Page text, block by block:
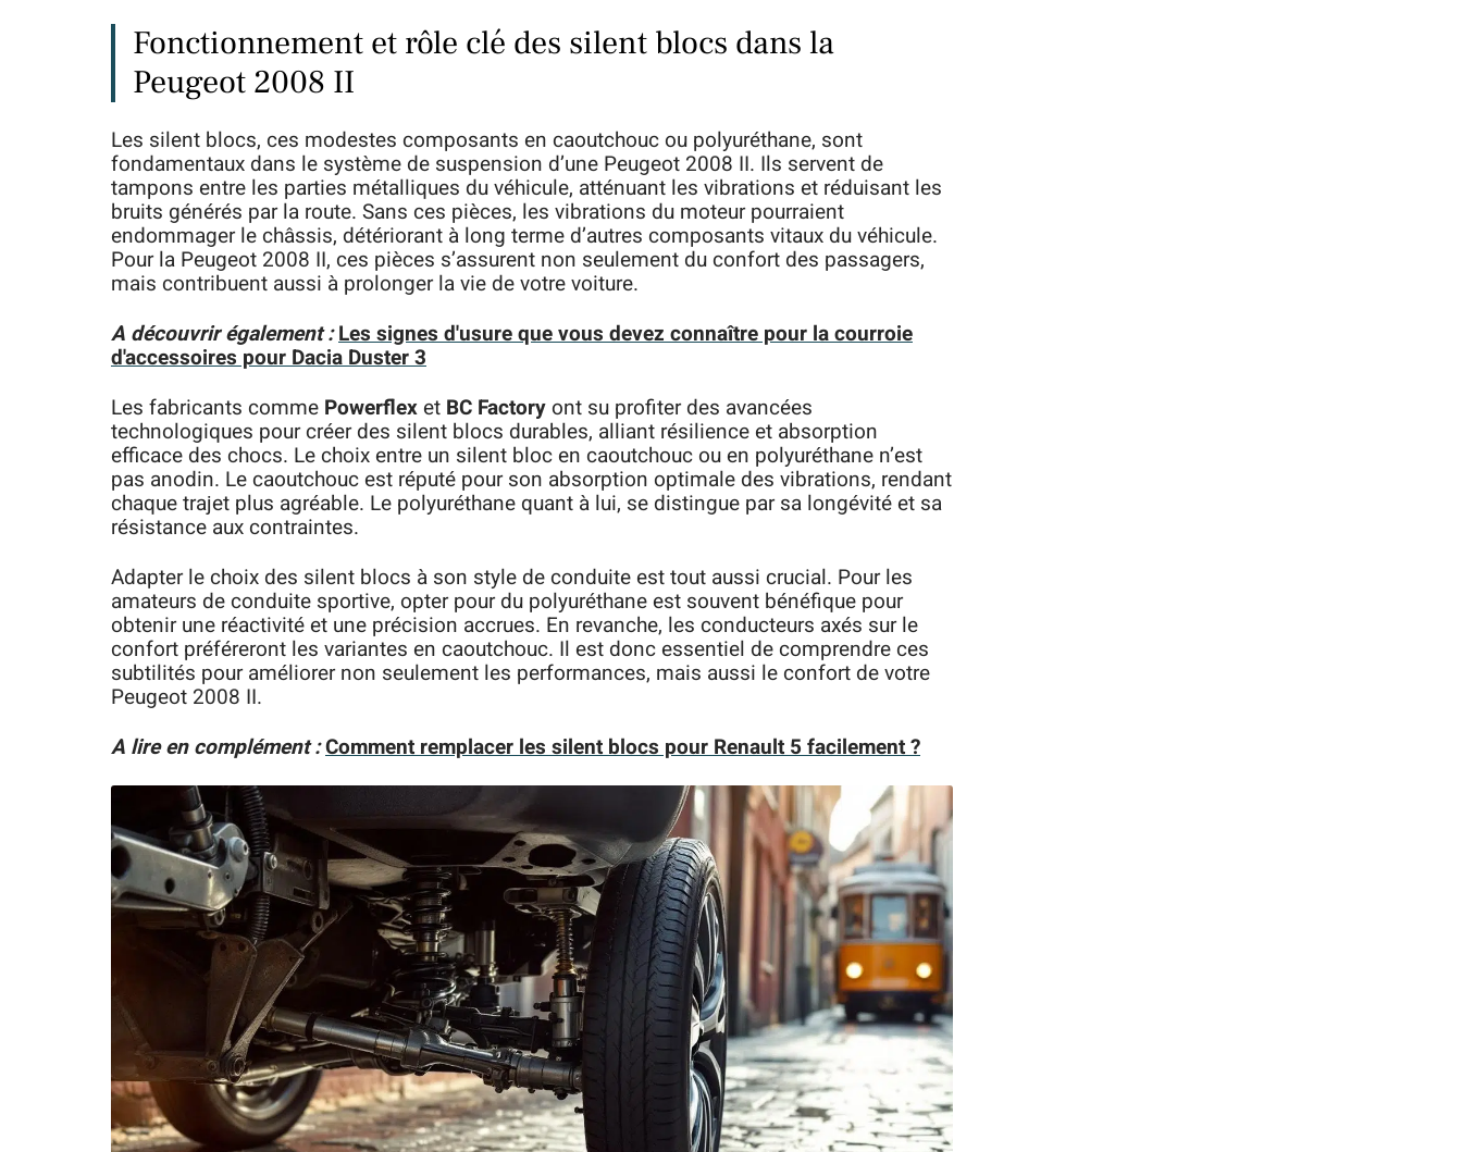
Fonctionnement et rôle clé des silent blocs dans la
Peugeot 2008 II
Les silent blocs, ces modestes composants en caoutchouc ou polyuréthane, sont
fondamentaux dans le système de suspension d’une Peugeot 2008 II. Ils servent de
tampons entre les parties métalliques du véhicule, atténuant les vibrations et réduisant les
bruits générés par la route. Sans ces pièces, les vibrations du moteur pourraient
endommager le châssis, détériorant à long terme d’autres composants vitaux du véhicule.
Pour la Peugeot 2008 II, ces pièces s’assurent non seulement du confort des passagers,
mais contribuent aussi à prolonger la vie de votre voiture.
A découvrir également :Les signes d'usure que vous devez connaître pour la courroie
d'accessoires pour Dacia Duster 3
Les fabricants comme Powerflexet BC Factory ont su profiter des avancées
technologiques pour créer des silent blocs durables, alliant résilience et absorption
efficace des chocs. Le choix entre un silent bloc en caoutchouc ou en polyuréthane n’est
pas anodin. Le caoutchouc est réputé pour son absorption optimale des vibrations, rendant
chaque trajet plus agréable. Le polyuréthane quant à lui, se distingue par sa longévité et sa
résistance aux contraintes.
Adapter le choix des silent blocs à son style de conduite est tout aussi crucial. Pour les
amateurs de conduite sportive, opter pour du polyuréthane est souvent bénéfique pour
obtenir une réactivité et une précision accrues. En revanche, les conducteurs axés sur le
confort préféreront les variantes en caoutchouc. Il est donc essentiel de comprendre ces
subtilités pour améliorer non seulement les performances, mais aussi le confort de votre
Peugeot 2008 II.
A lire en complément :Comment remplacer les silent blocs pour Renault 5 facilement ?